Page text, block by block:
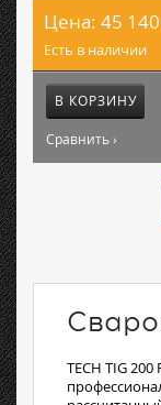
Цена: 45 140
Есть в наличии
В КОРЗИНУ
Сравнить ›
TECH TIG 200